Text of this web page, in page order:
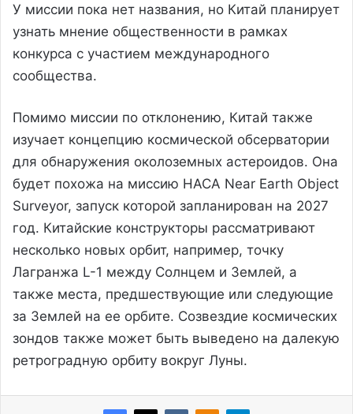
У миссии пока нет названия, но Китай планирует
узнать мнение общественности в рамках
конкурса с участием международного
сообщества.
Помимо миссии по отклонению, Китай также
изучает концепцию космической обсерватории
для обнаружения околоземных астероидов. Она
будет похожа на миссию НАСА Near Earth Object
Surveyor, запуск которой запланирован на 2027
год. Китайские конструкторы рассматривают
несколько новых орбит, например, точку
Лагранжа L-1 между Солнцем и Землей, а
также места, предшествующие или следующие
за Землей на ее орбите. Созвездие космических
зондов также может быть выведено на далекую
ретроградную орбиту вокруг Луны.